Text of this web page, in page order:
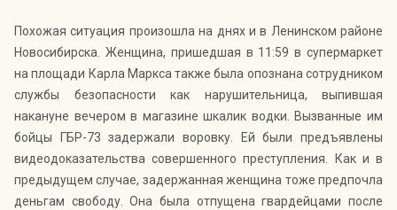
Похожая ситуация произошла на днях и в Ленинском районе
Новосибирска. Женщина, пришедшая в 11:59 в супермаркет
на площади Карла Маркса также была опознана сотрудником
службы безопасности как нарушительница, выпившая
накануне вечером в магазине шкалик водки. Вызванные им
бойцы ГБР-73 задержали воровку. Ей были предъявлены
видеодоказательства совершенного преступления. Как и в
предыдущем случае, задержанная женщина тоже предпочла
деньгам свободу. Она была отпущена гвардейцами после